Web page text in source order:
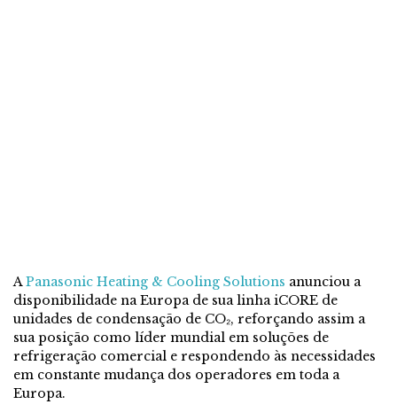
APanasonic Heating & Cooling Solutions anunciou a
disponibilidade na Europa de sua linha iCORE de
unidades de condensação de CO₂, reforçando assim a
sua posição como líder mundial em soluções de
refrigeração comercial e respondendo às necessidades
em constante mudança dos operadores em toda a
Europa.